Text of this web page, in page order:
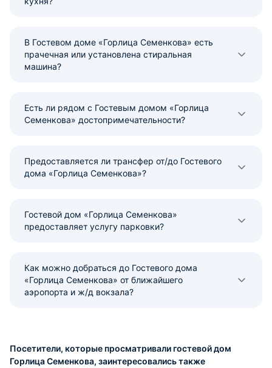
В Гостевом доме «Горлица Семенкова» есть
прачечная или установлена стиральная
машина?
Есть ли рядом с Гостевым домом «Горлица
Семенкова» достопримечательности?
Предоставляется ли трансфер от/до Гостевого
дома «Горлица Семенкова»?
Гостевой дом «Горлица Семенкова»
предоставляет услугу парковки?
Как можно добраться до Гостевого дома
«Горлица Семенкова» от ближайшего
аэропорта и ж/д вокзала?
Посетители, которые просматривали гостевой дом
Горлица Семенкова, заинтересовались также